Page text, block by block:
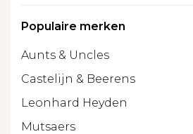
Populaire merken
Aunts & Uncles
Castelijn & Beerens
Leonhard Heyden
Mutsaers